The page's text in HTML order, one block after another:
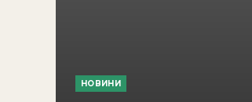
НОВИНИ